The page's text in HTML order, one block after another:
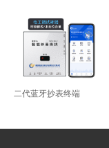
二代蓝牙抄表终端